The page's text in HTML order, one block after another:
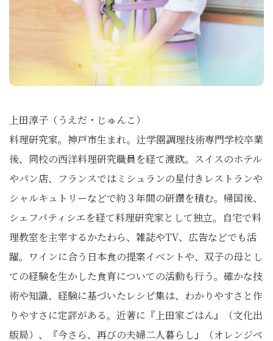
上田淳子（うえだ・じゅんこ）
料理研究家。神戸市生まれ。辻学園調理技術専門学校卒業
後、同校の西洋料理研究職員を経て渡欧。スイスのホテル
やパン店、フランスではミシュランの星付きレストランや
シャルキュトリーなどで約３年間の研鑽を積む。帰国後、
シェフパティシエを経て料理研究家として独立。自宅で料
理教室を主宰するかたわら、雑誌やTV、広告などでも活
躍。ワインに合う日本食の提案イベントや、双子の母とし
ての経験を生かした食育についての活動も行う。確かな技
術や知識、経験に基づいたレシピ集は、わかりやすさと作
りやすさに定評がある。近著に『上田家ごはん』（文化出
版局）、『今さら、再びの夫婦二人暮らし』（オレンジペ